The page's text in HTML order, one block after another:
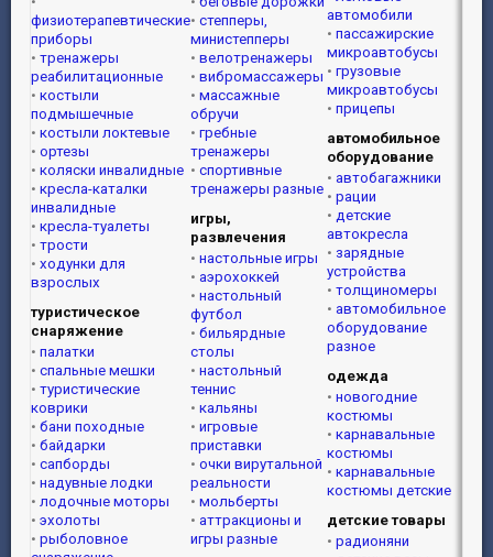
физиотерапевтические
приборы
тренажеры
реабилитационные
костыли
подмышечные
костыли локтевые
ортезы
коляски инвалидные
кресла-каталки
инвалидные
кресла-туалеты
трости
ходунки для
взрослых
туристическое
снаряжение
палатки
спальные мешки
туристические
коврики
бани походные
байдарки
сапборды
надувные лодки
лодочные моторы
эхолоты
рыболовное
степперы,
министепперы
велотренажеры
вибромассажеры
массажные
обручи
гребные
тренажеры
спортивные
тренажеры разные
игры,
развлечения
настольные игры
аэрохоккей
настольный
футбол
бильярдные
столы
настольный
теннис
кальяны
игровые
приставки
очки вирутальной
реальности
мольберты
аттракционы и
игры разные
автомобили
пассажирские
микроавтобусы
грузовые
микроавтобусы
прицепы
автомобильное
оборудование
автобагажники
рации
детские
автокресла
зарядные
устройства
толщиномеры
автомобильное
оборудование
разное
одежда
новогодние
костюмы
карнавальные
костюмы
карнавальные
костюмы детские
детские товары
радионяни